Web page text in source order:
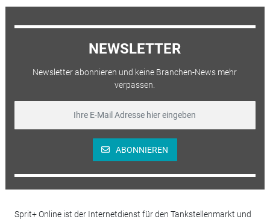
NEWSLETTER
Newsletter abonnieren und keine Branchen-News mehr
verpassen.
ABONNIEREN
Sprit+ Online ist der Internetdienst für den Tankstellenmarkt und